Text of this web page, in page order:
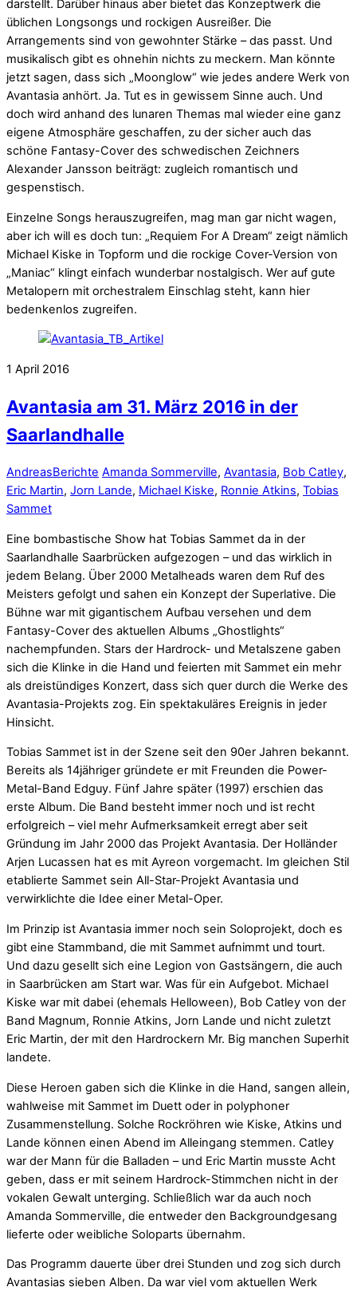
darstellt. Darüber hinaus aber bietet das Konzeptwerk die
üblichen Longsongs und rockigen Ausreißer. Die
Arrangements sind von gewohnter Stärke – das passt. Und
musikalisch gibt es ohnehin nichts zu meckern. Man könnte
jetzt sagen, dass sich „Moonglow“ wie jedes andere Werk von
Avantasia anhört. Ja. Tut es in gewissem Sinne auch. Und
doch wird anhand des lunaren Themas mal wieder eine ganz
eigene Atmosphäre geschaffen, zu der sicher auch das
schöne Fantasy-Cover des schwedischen Zeichners
Alexander Jansson beiträgt: zugleich romantisch und
gespenstisch.
Einzelne Songs herauszugreifen, mag man gar nicht wagen,
aber ich will es doch tun: „Requiem For A Dream“ zeigt nämlich
Michael Kiske in Topform und die rockige Cover-Version von
„Maniac“ klingt einfach wunderbar nostalgisch. Wer auf gute
Metalopern mit orchestralem Einschlag steht, kann hier
bedenkenlos zugreifen.
1 April 2016
Avantasia am 31. März 2016 in der
Saarlandhalle
AndreasBerichte Amanda Sommerville, Avantasia, Bob Catley,
Eric Martin, Jorn Lande, Michael Kiske, Ronnie Atkins, Tobias
Sammet
Eine bombastische Show hat Tobias Sammet da in der
Saarlandhalle Saarbrücken aufgezogen – und das wirklich in
jedem Belang. Über 2000 Metalheads waren dem Ruf des
Meisters gefolgt und sahen ein Konzept der Superlative. Die
Bühne war mit gigantischem Aufbau versehen und dem
Fantasy-Cover des aktuellen Albums „Ghostlights“
nachempfunden. Stars der Hardrock- und Metalszene gaben
sich die Klinke in die Hand und feierten mit Sammet ein mehr
als dreistündiges Konzert, dass sich quer durch die Werke des
Avantasia-Projekts zog. Ein spektakuläres Ereignis in jeder
Hinsicht.
Tobias Sammet ist in der Szene seit den 90er Jahren bekannt.
Bereits als 14jähriger gründete er mit Freunden die Power-
Metal-Band Edguy. Fünf Jahre später (1997) erschien das
erste Album. Die Band besteht immer noch und ist recht
erfolgreich – viel mehr Aufmerksamkeit erregt aber seit
Gründung im Jahr 2000 das Projekt Avantasia. Der Holländer
Arjen Lucassen hat es mit Ayreon vorgemacht. Im gleichen Stil
etablierte Sammet sein All-Star-Projekt Avantasia und
verwirklichte die Idee einer Metal-Oper.
Im Prinzip ist Avantasia immer noch sein Soloprojekt, doch es
gibt eine Stammband, die mit Sammet aufnimmt und tourt.
Und dazu gesellt sich eine Legion von Gastsängern, die auch
in Saarbrücken am Start war. Was für ein Aufgebot. Michael
Kiske war mit dabei (ehemals Helloween), Bob Catley von der
Band Magnum, Ronnie Atkins, Jorn Lande und nicht zuletzt
Eric Martin, der mit den Hardrockern Mr. Big manchen Superhit
landete.
Diese Heroen gaben sich die Klinke in die Hand, sangen allein,
wahlweise mit Sammet im Duett oder in polyphoner
Zusammenstellung. Solche Rockröhren wie Kiske, Atkins und
Lande können einen Abend im Alleingang stemmen. Catley
war der Mann für die Balladen – und Eric Martin musste Acht
geben, dass er mit seinem Hardrock-Stimmchen nicht in der
vokalen Gewalt unterging. Schließlich war da auch noch
Amanda Sommerville, die entweder den Backgroundgesang
lieferte oder weibliche Soloparts übernahm.
Das Programm dauerte über drei Stunden und zog sich durch
Avantasias sieben Alben. Da war viel vom aktuellen Werk